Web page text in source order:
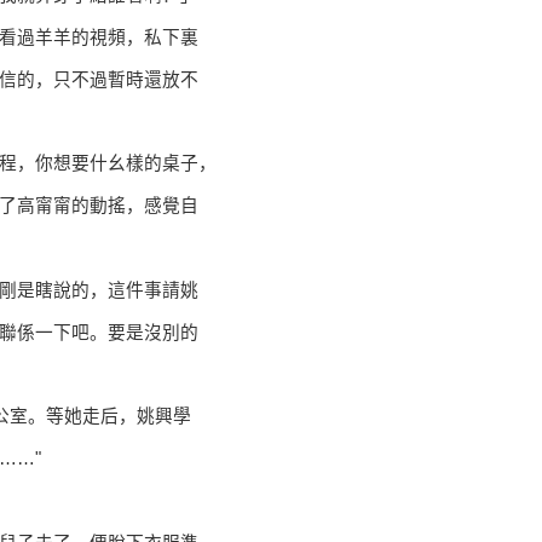
過羊羊的視頻，私下裏
的，只不過暫時還放不
你想要什幺樣的桌子，
高甯甯的動搖，感覺自
瞎說的，這件事請姚
係一下吧。要是沒別的
。等她走后，姚興學
……"